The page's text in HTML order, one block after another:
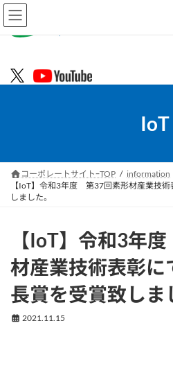
コ
ン
テ
ナ
ビ
ゲ
IoT
コーポレートサイトｰTOP information
【IoT】令和3年度 第37回素形材産業技
しました。
【IoT】令和3年
材産業技術表彰に
長賞を受賞致しま
2021.11.15